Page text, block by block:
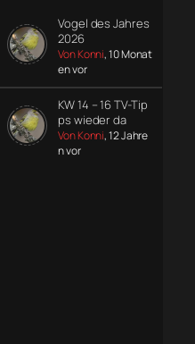
Vogel des Jahres
2026
Von Konni, 10 Monat
en vor
KW 14 – 16 TV-Tip
ps wieder da
Von Konni, 12 Jahre
n vor